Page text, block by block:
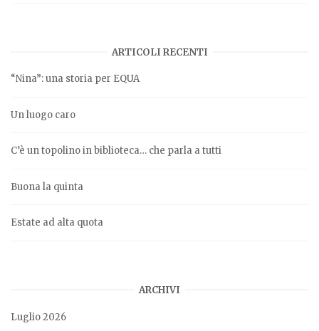
ARTICOLI RECENTI
“Nina”: una storia per EQUA
Un luogo caro
C’è un topolino in biblioteca… che parla a tutti
Buona la quinta
Estate ad alta quota
ARCHIVI
Luglio 2026